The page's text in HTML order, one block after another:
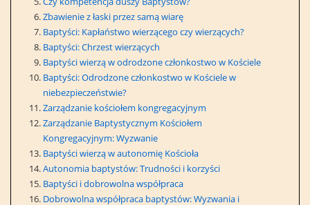
Zbawienie z łaski przez samą wiarę
Baptyści: Kapłaństwo wierzącego czy wierzących?
Baptyści: Chrzest wierzących
Baptyści wierzą w odrodzone członkostwo w Kościele
Baptyści: Odrodzone członkostwo w Kościele w
niebezpieczeństwie?
Zarządzanie kościołem kongregacyjnym
Zarządzanie Baptystycznym Kościołem
Kongregacyjnym: Wyzwanie
Baptyści wierzą w autonomię Kościoła
Autonomia baptystów: Trudności i korzyści
Baptyści i dobrowolna współpraca
Dobrowolna współpraca baptystów: Wyzwania i